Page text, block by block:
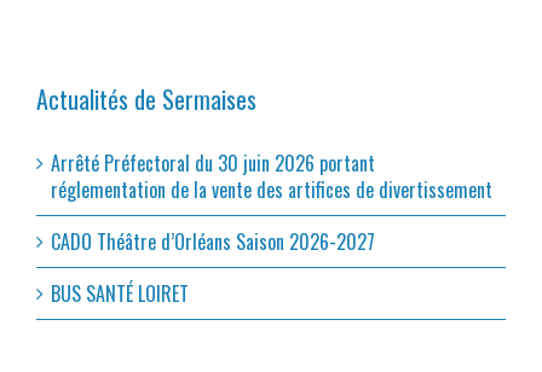
Actualités de Sermaises
Arrêté Préfectoral du 30 juin 2026 portant
réglementation de la vente des artifices de divertissement
CADO Théâtre d’Orléans Saison 2026-2027
BUS SANTÉ LOIRET